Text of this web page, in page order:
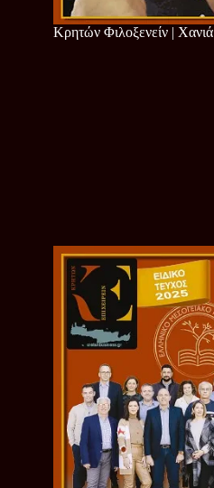
Κρητών Φιλοξενείν | Χανιά